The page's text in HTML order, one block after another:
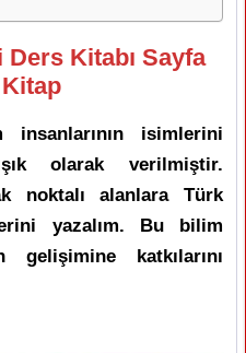
Ders Kitabı Sayfa
isimlerini
olarak verilmiştir.
noktalı alanlara Türk
yazalım. Bu bilim
gelişimine katkılarını